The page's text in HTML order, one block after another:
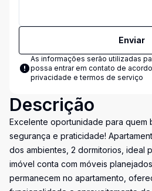
Enviar
As informações serão utilizadas
possa entrar em contato de
privacidade e termos de serviço
Descrição
Excelente oportunidade para quem
segurança e praticidade!
dos ambientes, 2 dormitorios, ideal
imóvel conta com móveis
permanecem no apartamento,